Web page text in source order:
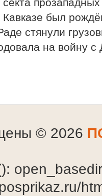
был
стянули
на войну
© 2026